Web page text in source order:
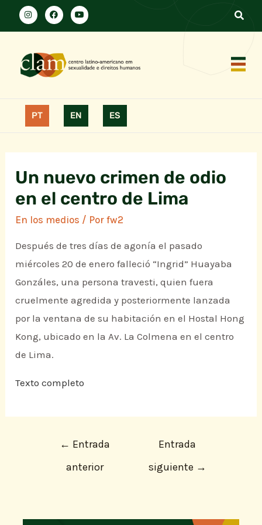
PT EN ES
Un nuevo crimen de odio
en el centro de Lima
En los medios / Porfw2
Después de tres días de agonía el pasado
miércoles 20 de enero falleció “Ingrid” Huayaba
Gonzáles, una persona travesti, quien fuera
cruelmente agredida y posteriormente lanzada
por la ventana de su habitación en el Hostal Hong
Kong, ubicado en la Av. La Colmena en el centro
de Lima.
Texto completo
← Entrada
anterior
Entrada
siguiente →